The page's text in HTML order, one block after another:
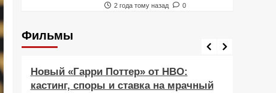
2 года тому назад 0
Фильмы
Фильмы
Новый «Гарри Поттер» от HBO:
кастинг, споры и ставка на мрачный